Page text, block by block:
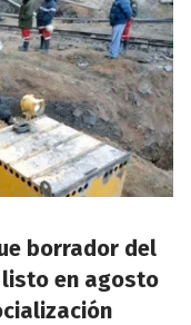
borrador del
en agosto